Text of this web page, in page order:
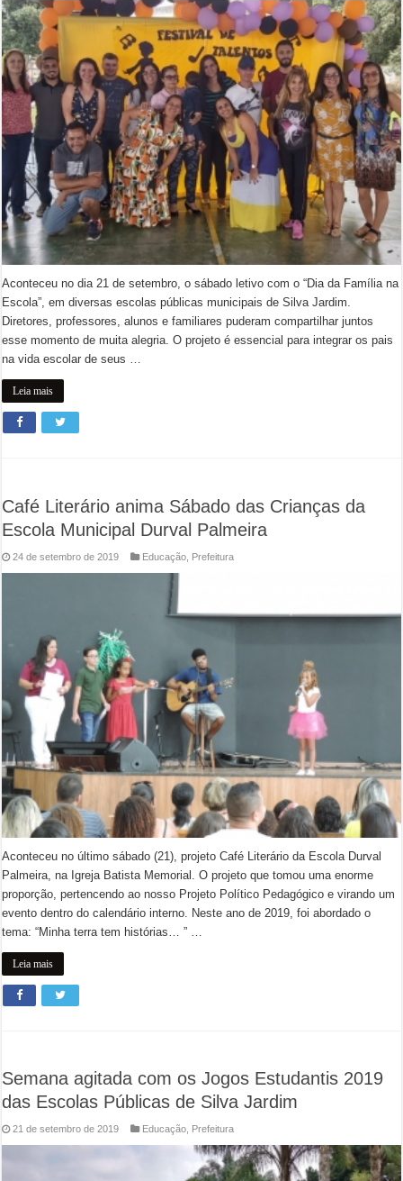
Aconteceu no dia 21 de setembro, o sábado letivo com o “Dia da Família na
Escola”, em diversas escolas públicas municipais de Silva Jardim.
Diretores, professores, alunos e familiares puderam compartilhar juntos
esse momento de muita alegria. O projeto é essencial para integrar os pais
na vida escolar de seus …
Leia mais
Café Literário anima Sábado das Crianças da
Escola Municipal Durval Palmeira
24 de setembro de 2019 Educação Prefeitura
Aconteceu no último sábado (21), projeto Café Literário da Escola Durval
Palmeira, na Igreja Batista Memorial. O projeto que tomou uma enorme
proporção, pertencendo ao nosso Projeto Político Pedagógico e virando um
evento dentro do calendário interno. Neste ano de 2019, foi abordado o
tema: “Minha terra tem histórias… ” …
Leia mais
Semana agitada com os Jogos Estudantis 2019
das Escolas Públicas de Silva Jardim
21 de setembro de 2019 Educação Prefeitura